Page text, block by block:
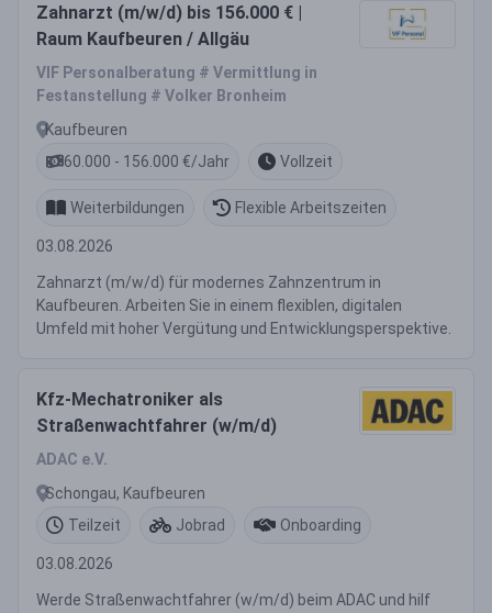
Zahnarzt (m/w/d) bis 156.000 € |
Raum Kaufbeuren / Allgäu
VIF Personalberatung # Vermittlung in
Festanstellung # Volker Bronheim
Kaufbeuren
60.000 - 156.000 €/Jahr
Vollzeit
Weiterbildungen Flexible Arbeitszeiten
03.08.2026
Zahnarzt (m/w/d) für modernes Zahnzentrum in
Kaufbeuren. Arbeiten Sie in einem flexiblen, digitalen
Umfeld mit hoher Vergütung und Entwicklungsperspektive.
Kfz-Mechatroniker als
Straßenwachtfahrer (w/m/d)
ADAC e.V.
Schongau, Kaufbeuren
Teilzeit
Jobrad Onboarding
03.08.2026
Werde Straßenwachtfahrer (w/m/d) beim ADAC und hilf